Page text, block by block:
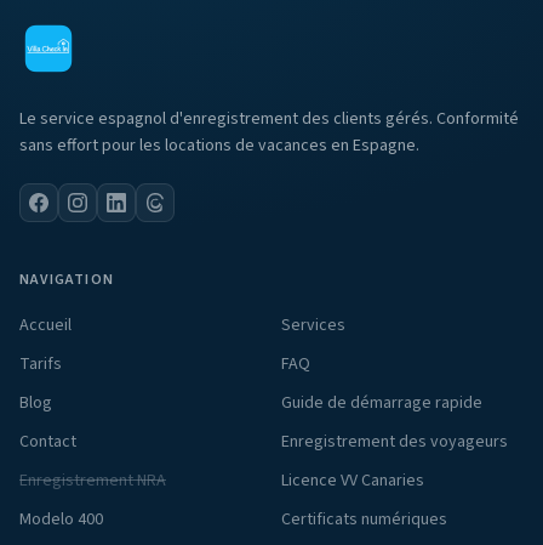
Le service espagnol d'enregistrement des clients gérés. Conformité
sans effort pour les locations de vacances en Espagne.
NAVIGATION
Accueil
Services
Tarifs
FAQ
Blog
Guide de démarrage rapide
Contact
Enregistrement des voyageurs
Enregistrement NRA
Licence VV Canaries
Modelo 400
Certificats numériques